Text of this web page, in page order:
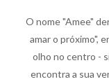
O nome "Amee"
amar o próximo",
olho no centro -
encontra a sua